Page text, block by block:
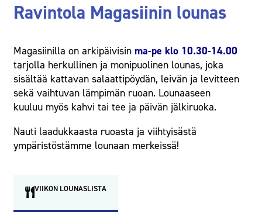
Ravintola Magasiinin lounas
Magasiinilla on arkipäivisin ma-pe klo 10.30-14.00
tarjolla herkullinen ja monipuolinen lounas, joka
sisältää kattavan salaattipöydän, leivän ja levitteen
sekä vaihtuvan lämpimän ruoan. Lounaaseen
kuuluu myös kahvi tai tee ja päivän jälkiruoka.
Nauti laadukkaasta ruoasta ja viihtyisästä
ympäristöstämme lounaan merkeissä!
VIIKON LOUNASLISTA